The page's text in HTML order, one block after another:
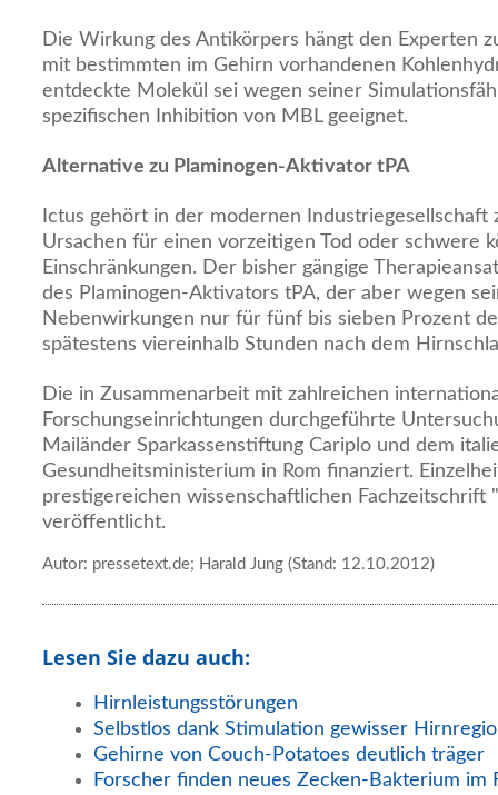
Die Wirkung des Antikörpers hängt den Experten
mit bestimmten im Gehirn vorhandenen
entdeckte Molekül sei wegen seiner
spezifischen Inhibition von MBL geeignet.
Alternative zu Plaminogen-Aktivator tPA
Ictus gehört in der modernen Industriegesellschaft
Ursachen für einen vorzeitigen Tod oder schwere
Einschränkungen. Der bisher gängige
des Plaminogen-Aktivators tPA, der aber wegen
Nebenwirkungen nur für fünf bis sieben Prozent
spätestens viereinhalb Stunden nach dem
Die in Zusammenarbeit mit zahlreichen
Forschungseinrichtungen durchgeführte
Mailänder Sparkassenstiftung Cariplo und dem
Gesundheitsministerium in Rom finanziert.
prestigereichen wissenschaftlichen Fachzeitschrift
veröffentlicht.
Autor: pressetext.de; Harald Jung (Stand: 12.10.2012)
Lesen Sie dazu auch:
Hirnleistungsstörungen
Selbstlos dank Stimulation gewisser
Gehirne von Couch-Potatoes deutlich träger
Forscher finden neues Zecken-Bakterium im